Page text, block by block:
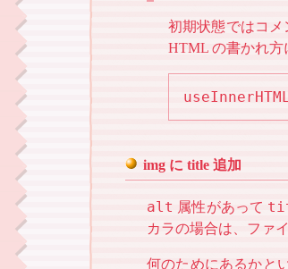
初期状態ではコメ
HTML の書かれ方
img に title 追加
alt 属性があって
カラの場合は、ファ
何のためにあるかと